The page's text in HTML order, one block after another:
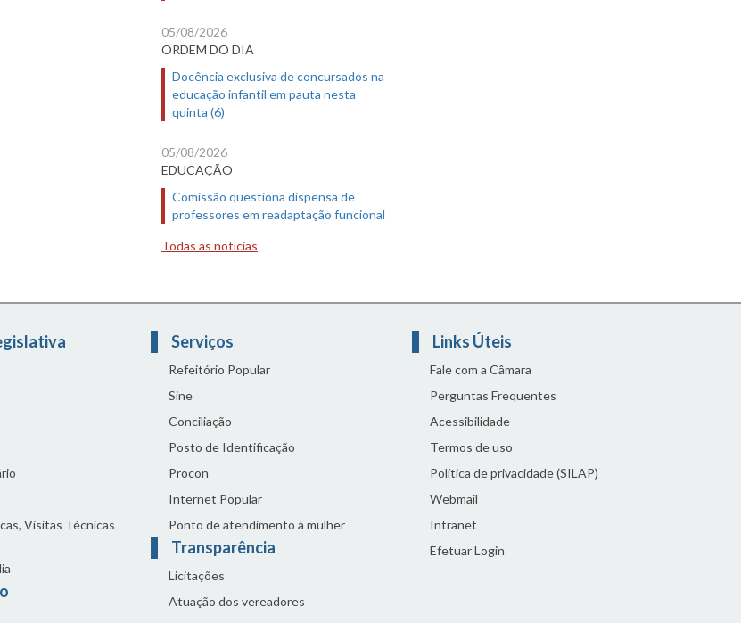
05/08/2026
ORDEM DO DIA
Docência exclusiva de concursados na
educação infantil em pauta nesta
quinta (6)
05/08/2026
EDUCAÇÃO
Comissão questiona dispensa de
professores em readaptação funcional
Todas as notícias
Visitas Técnicas
Serviços
Refeitório Popular
Sine
Conciliação
Posto de Identificação
Procon
Internet Popular
Ponto de atendimento à mulher
Transparência
Licitações
Atuação dos vereadores
Links Úteis
Fale com a Câmara
Perguntas Frequentes
Acessibilidade
Termos de uso
Política de privacidade (SILAP)
Webmail
Intranet
Efetuar Login